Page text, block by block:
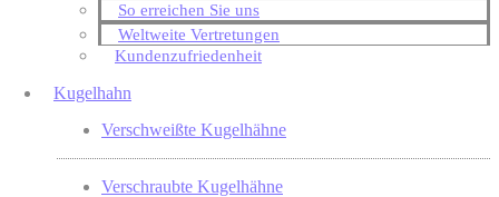
So erreichen Sie uns
Weltweite Vertretungen
Kundenzufriedenheit
Kugelhahn
Verschweißte Kugelhähne
Verschraubte Kugelhähne